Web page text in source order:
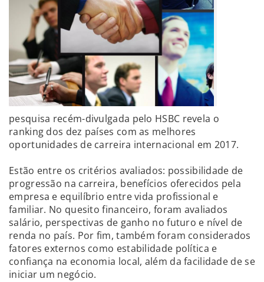
pesquisa recém-divulgada pelo HSBC revela o
ranking dos dez países com as melhores
oportunidades de carreira internacional em 2017.
Estão entre os critérios avaliados: possibilidade de
progressão na carreira, benefícios oferecidos pela
empresa e equilíbrio entre vida profissional e
familiar. No quesito financeiro, foram avaliados
salário, perspectivas de ganho no futuro e nível de
renda no país. Por fim, também foram considerados
fatores externos como estabilidade política e
confiança na economia local, além da facilidade de se
iniciar um negócio.